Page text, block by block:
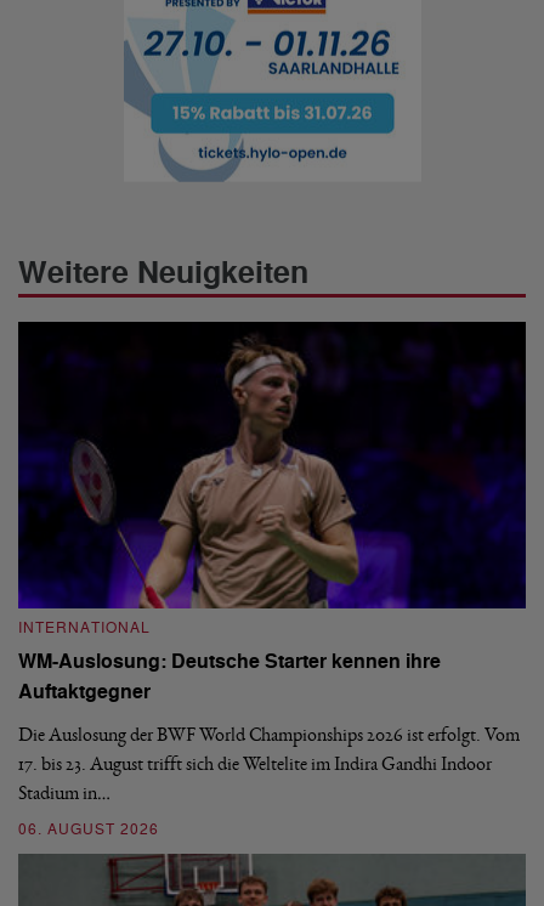
Weitere Neuigkeiten
INTERNATIONAL
WM-Auslosung: Deutsche Starter kennen ihre
Auftaktgegner
Die Auslosung der BWF World Championships 2026 ist erfolgt. Vom
17. bis 23. August trifft sich die Weltelite im Indira Gandhi Indoor
Stadium in…
06. AUGUST 2026